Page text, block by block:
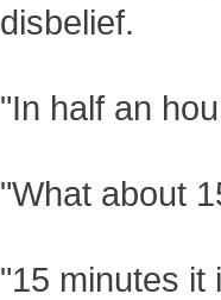
disbelief.
"In half an
"What about
"15 minutes it